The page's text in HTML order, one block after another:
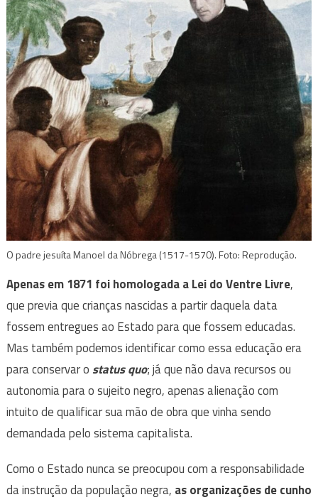
O padre jesuíta Manoel da Nóbrega (1517-1570). Foto: Reprodução.
Apenas em 1871 foi homologada a Lei do Ventre Livre,
que previa que crianças nascidas a partir daquela data
fossem entregues ao Estado para que fossem educadas.
Mas também podemos identificar como essa educação era
para conservar o status quo; já que não dava recursos ou
autonomia para o sujeito negro, apenas alienação com
intuito de qualificar sua mão de obra que vinha sendo
demandada pelo sistema capitalista.
Como o Estado nunca se preocupou com a responsabilidade
da instrução da população negra, as organizações de cunho